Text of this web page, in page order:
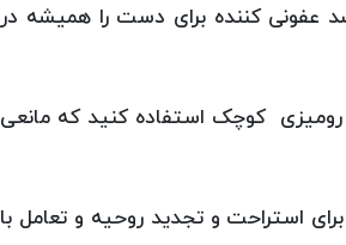
کننده برای دست را همیشه در
رومیزی کوچک استفاده کنید که مانعی
استراحت و تجدید روحیه و تعامل با